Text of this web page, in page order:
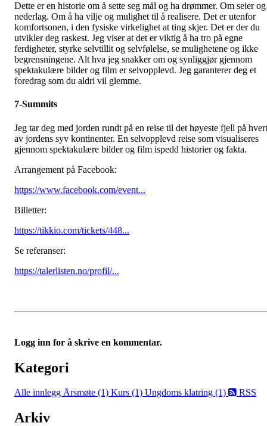
Dette er en historie om å sette seg mål og ha drømmer. Om seier og
nederlag. Om å ha vilje og mulighet til å realisere. Det er utenfor
komfortsonen, i den fysiske virkelighet at ting skjer. Det er der du
utvikler deg raskest. Jeg viser at det er viktig å ha tro på egne
ferdigheter, styrke selvtillit og selvfølelse, se mulighetene og ikke
begrensningene. Alt hva jeg snakker om og synliggjør gjennom
spektakulære bilder og film er selvopplevd. Jeg garanterer deg et
foredrag som du aldri vil glemme.
7-Summits
Jeg tar deg med jorden rundt på en reise til det høyeste fjell på hvert
av jordens syv kontinenter. En selvopplevd reise som visualiseres
gjennom spektakulære bilder og film ispedd historier og fakta.
Arrangement på Facebook:
https://www.facebook.com/event...
Billetter:
https://tikkio.com/tickets/448...
Se referanser:
https://talerlisten.no/profil/...
Logg inn for å skrive en kommentar.
Kategori
Alle innlegg Årsmøte (1) Kurs (1) Ungdoms klatring (1) RSS
Arkiv